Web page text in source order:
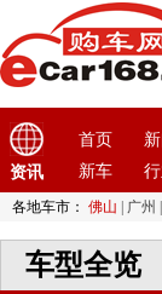
资讯
首页
新车
各地车市： 佛山 广州
车型全览
国机智骏(3)
国金汽车(1)
H
哈弗
(26)
海格
(2)
海马汽车(23)
汉腾汽车(3)